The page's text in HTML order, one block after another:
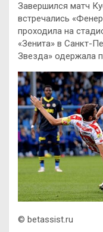
Завершился матч
встречались
проходила на
«Зенита» в Санкт-
Звезда» одержала
© betassist.ru